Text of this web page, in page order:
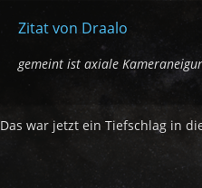
Zitat von Draalo
gemeint ist axiale
Das war jetzt ein Tiefschlag in